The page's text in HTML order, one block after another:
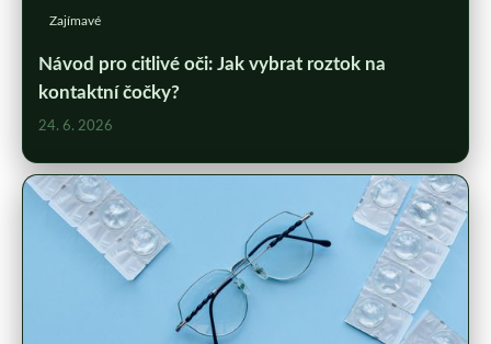
Zajímavé
Návod pro citlivé oči: Jak vybrat roztok na
kontaktní čočky?
24. 6. 2026